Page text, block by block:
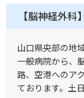
【脳神経外科
山口県央部の地
一般病院から、
路、空港へのア
ております。土